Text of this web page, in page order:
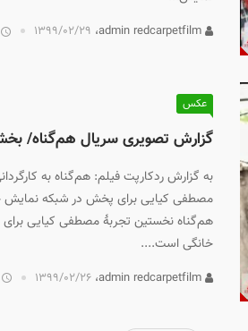
۱۳۹۹/۰۲/۲۹
عکس
گزارش تصویری سریال هم‌گناه/
به گزارش ردکارپت فیلم: هم‌گناه به
مصطفی کیایی برای پخش در شبکه نمایش
هم‌گناه نخستین تجربهٔ مصطفی کیایی
خانگی است....
۱۳۹۹/۰۲/۲۶